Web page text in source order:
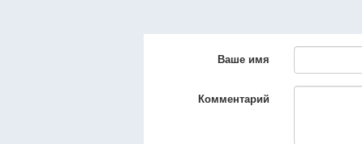
Ваше имя
Комментарий